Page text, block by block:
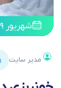
شهریور ۹, ۱۴۰۲
مدیر سایت